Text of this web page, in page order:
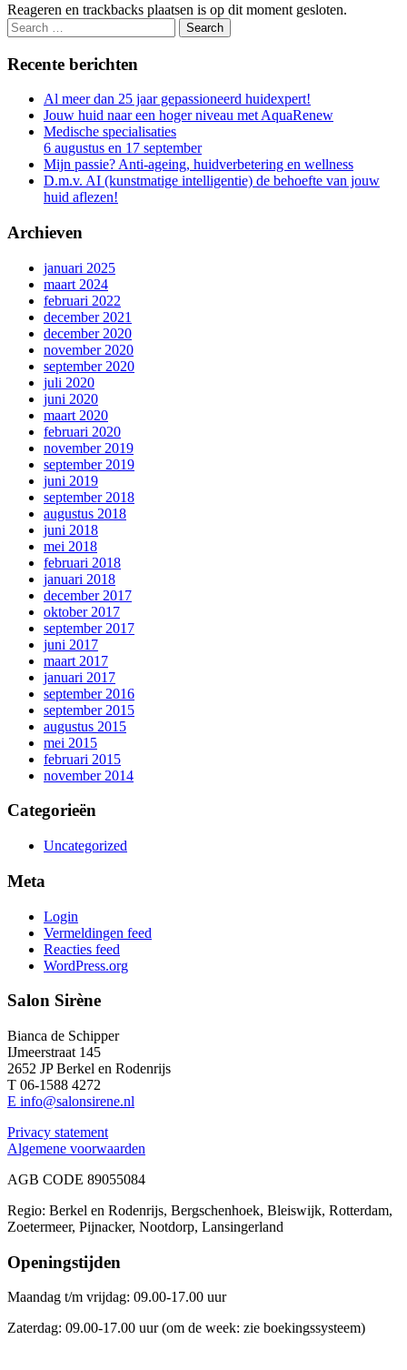
Reageren en trackbacks plaatsen is op dit moment gesloten.
Recente berichten
Al meer dan 25 jaar gepassioneerd huidexpert!
Jouw huid naar een hoger niveau met AquaRenew
Medische specialisaties
6 augustus en 17 september
Mijn passie? Anti-ageing, huidverbetering en wellness
D.m.v. AI (kunstmatige intelligentie) de behoefte van jouw
huid aflezen!
Archieven
januari 2025
maart 2024
februari 2022
december 2021
december 2020
november 2020
september 2020
juli 2020
juni 2020
maart 2020
februari 2020
november 2019
september 2019
juni 2019
september 2018
augustus 2018
juni 2018
mei 2018
februari 2018
januari 2018
december 2017
oktober 2017
september 2017
juni 2017
maart 2017
januari 2017
september 2016
september 2015
augustus 2015
mei 2015
februari 2015
november 2014
Categorieën
Uncategorized
Meta
Login
Vermeldingen feed
Reacties feed
WordPress.org
Salon Sirène
Bianca de Schipper
IJmeerstraat 145
2652 JP Berkel en Rodenrijs
T 06-1588 4272
E info@salonsirene.nl
Privacy statement
Algemene voorwaarden
AGB CODE 89055084
Regio: Berkel en Rodenrijs, Bergschenhoek, Bleiswijk, Rotterdam,
Zoetermeer, Pijnacker, Nootdorp, Lansingerland
Openingstijden
Maandag t/m vrijdag: 09.00-17.00 uur
Zaterdag: 09.00-17.00 uur (om de week: zie boekingssysteem)